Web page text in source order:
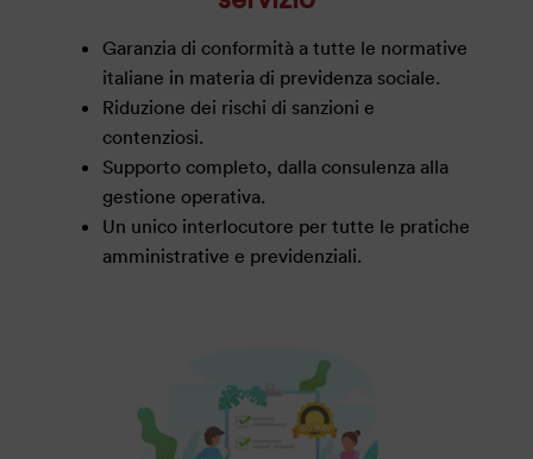
Garanzia di conformità a tutte le normative
italiane in materia di previdenza sociale.
Riduzione dei rischi di sanzioni e
contenziosi.
Supporto completo, dalla consulenza alla
gestione operativa.
Un unico interlocutore per tutte le pratiche
amministrative e previdenziali.